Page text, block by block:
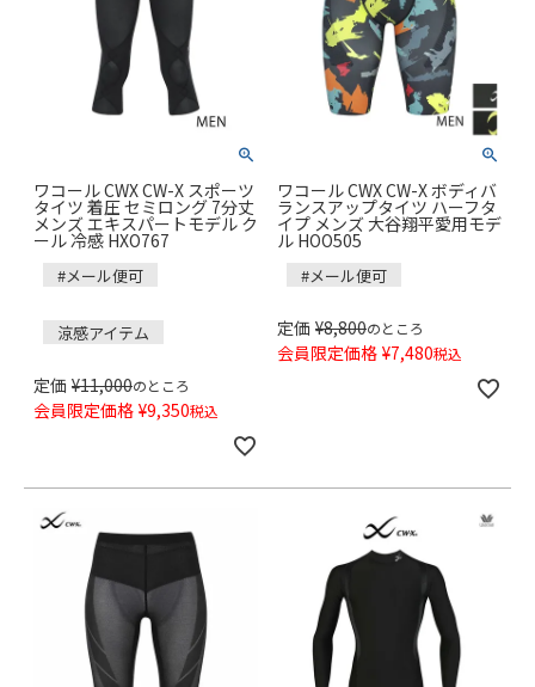
ワコール CWX CW-X スポーツ
タイツ 着圧 セミロング 7分丈
メンズ エキスパートモデル ク
ール 冷感 HXO767
#メール便可
涼感アイテム
定価 ¥11,000のところ
会員限定価格 ¥9,350税込
ワコール CWX CW-X ボディバ
ランスアップタイツ ハーフタ
イプ メンズ 大谷翔平愛用モデ
ル HOO505
#メール便可
定価 ¥8,800のところ
会員限定価格 ¥7,480税込